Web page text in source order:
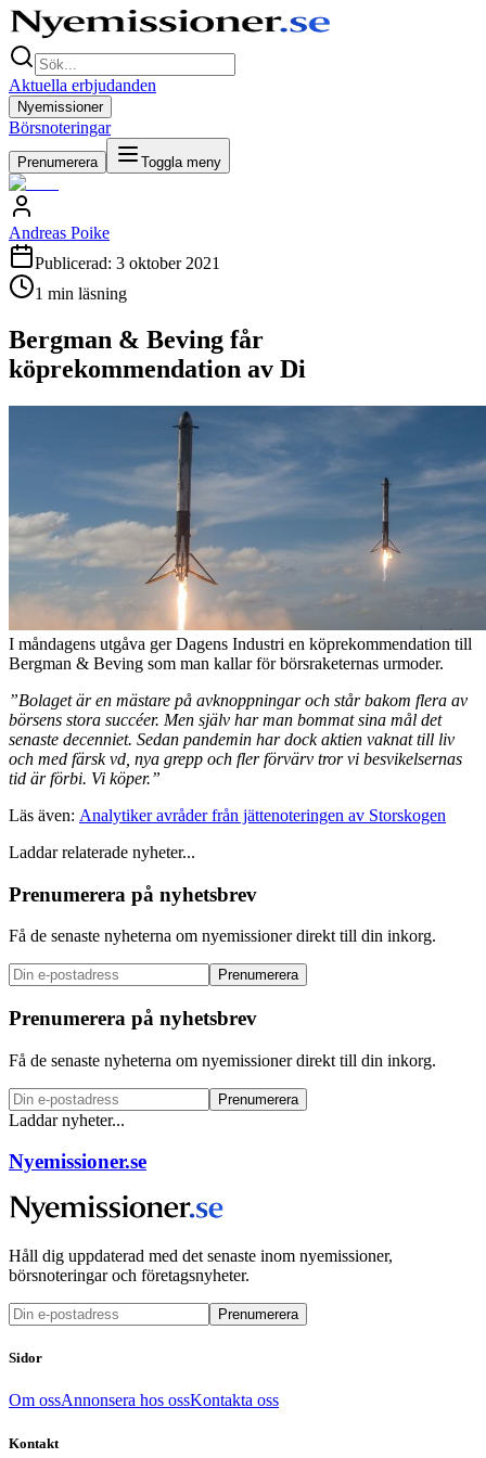
Aktuella erbjudanden
Nyemissioner
Börsnoteringar
Prenumerera Toggla meny
Andreas Poike
Publicerad: 3 oktober 2021
1 min läsning
Bergman & Beving får
köprekommendation av Di
I måndagens utgåva ger Dagens Industri en köprekommendation till
Bergman & Beving som man kallar för börsraketernas urmoder.
”Bolaget är en mästare på avknoppningar och står bakom flera av
börsens stora succéer. Men själv har man bommat sina mål det
senaste decenniet. Sedan pandemin har dock aktien vaknat till liv
och med färsk vd, nya grepp och fler förvärv tror vi besvikelsernas
tid är förbi. Vi köper.”
Läs även: Analytiker avråder från jättenoteringen av Storskogen
Laddar relaterade nyheter...
Prenumerera på nyhetsbrev
Få de senaste nyheterna om nyemissioner direkt till din inkorg.
Prenumerera
Prenumerera på nyhetsbrev
Få de senaste nyheterna om nyemissioner direkt till din inkorg.
Prenumerera
Laddar nyheter...
Nyemissioner.se
Håll dig uppdaterad med det senaste inom nyemissioner,
börsnoteringar och företagsnyheter.
Prenumerera
Sidor
Om ossAnnonsera hos ossKontakta oss
Kontakt